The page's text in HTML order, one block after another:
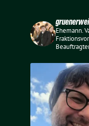
Ehemann.